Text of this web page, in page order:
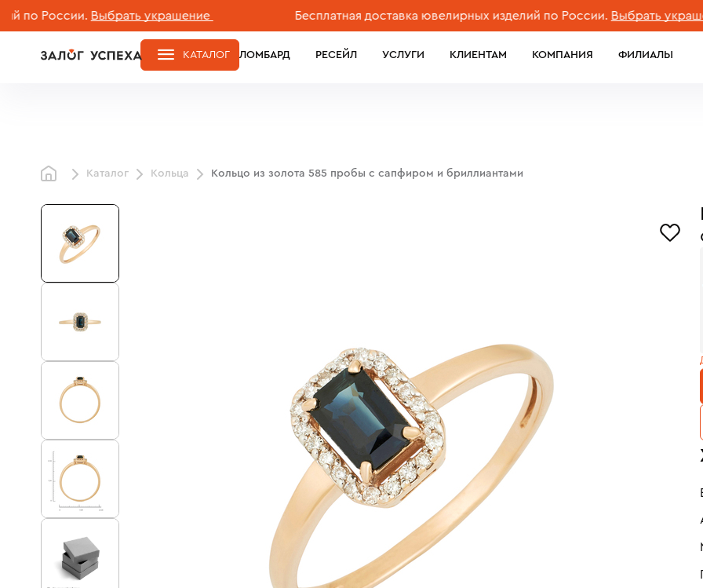
России. Выбрать украшение Бесплатная доставка ювелирных изделий по России. Выбрать украшение
ЛОМБАРД РЕСЕЙЛ УСЛУГИ КЛИЕНТАМ КОМПАНИЯ ФИЛИАЛЫ
КАТАЛОГ
Каталог Кольца Кольцо из золота 585 пробы с сапфиром и бриллиантами